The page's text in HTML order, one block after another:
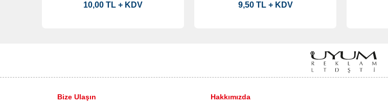
10,00 TL + KDV 9,50 TL + KDV
Bize Ulaşın Hakkımızda